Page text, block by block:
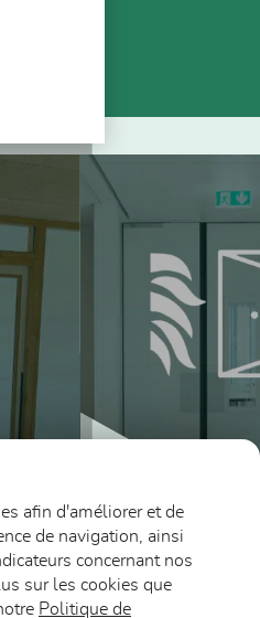
Blocs-portes
afin d'améliorer et de
de navigation, ainsi
concernant nos
sur les cookies que
Politique de